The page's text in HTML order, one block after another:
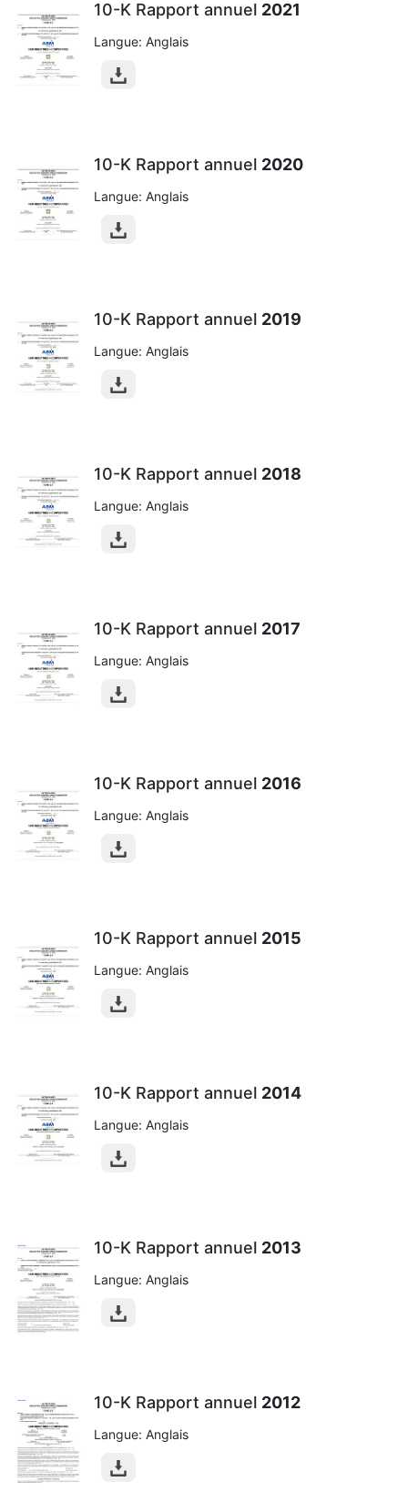
10-K Rapport annuel 2021
Langue: Anglais
10-K Rapport annuel 2020
Langue: Anglais
10-K Rapport annuel 2019
Langue: Anglais
10-K Rapport annuel 2018
Langue: Anglais
10-K Rapport annuel 2017
Langue: Anglais
10-K Rapport annuel 2016
Langue: Anglais
10-K Rapport annuel 2015
Langue: Anglais
10-K Rapport annuel 2014
Langue: Anglais
10-K Rapport annuel 2013
Langue: Anglais
10-K Rapport annuel 2012
Langue: Anglais